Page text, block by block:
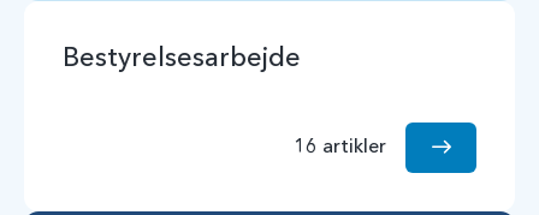
Bestyrelsesarbejde
16 artikler